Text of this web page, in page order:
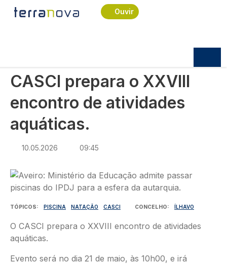
Passar para o conteúdo principal
Ouvir
Navegação estrutural
Início
Sociedade
CASCI prepara o XXVIII encontro de atividades
CASCI prepara o XXVIII
encontro de atividades
aquáticas.
10.05.2026 09:45
Imagem
TÓPICOS PISCINA NATAÇÃO CASCI CONCELHO ÍLHAVO
O CASCI prepara o XXVIII encontro de atividades
aquáticas.
Evento será no dia 21 de maio, às 10h00, e irá